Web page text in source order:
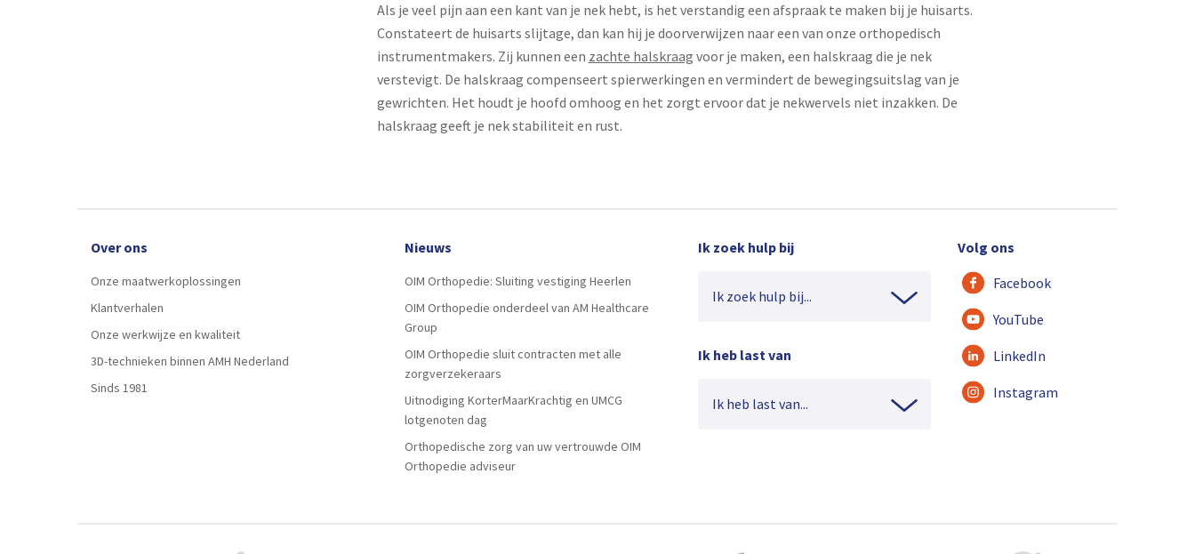
Als je veel pijn aan een kant van je nek hebt, is het verstandig een afspraak te maken bij je huisarts.
Constateert de huisarts slijtage, dan kan hij je doorverwijzen naar een van onze orthopedisch
instrumentmakers. Zij kunnen een zachte halskraag voor je maken, een halskraag die je nek
verstevigt. De halskraag compenseert spierwerkingen en vermindert de bewegingsuitslag van je
gewrichten. Het houdt je hoofd omhoog en het zorgt ervoor dat je nekwervels niet inzakken. De
halskraag geeft je nek stabiliteit en rust.
Over ons
Onze maatwerkoplossingen
Klantverhalen
Onze werkwijze en kwaliteit
3D-technieken binnen AMH Nederland
Sinds 1981
Nieuws
OIM Orthopedie: Sluiting vestiging Heerlen
OIM Orthopedie onderdeel van AM Healthcare
Group
OIM Orthopedie sluit contracten met alle
zorgverzekeraars
Uitnodiging KorterMaarKrachtig en UMCG
lotgenoten dag
Orthopedische zorg van uw vertrouwde OIM
Orthopedie adviseur
Ik zoek hulp bij
Ik zoek hulp bij...
Ik heb last van
Ik heb last van...
Volg ons
Facebook
YouTube
LinkedIn
Instagram